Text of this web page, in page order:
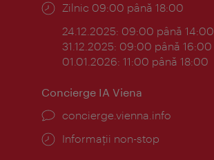
Program:
Zilnic 09:00 până 18:00
24.12.2025: 09:00 până 14:00
31.12.2025: 09:00 până 16:00
01.01.2026: 11:00 până 18:00
Concierge IA Viena
concierge.vienna.info
Informații non-stop